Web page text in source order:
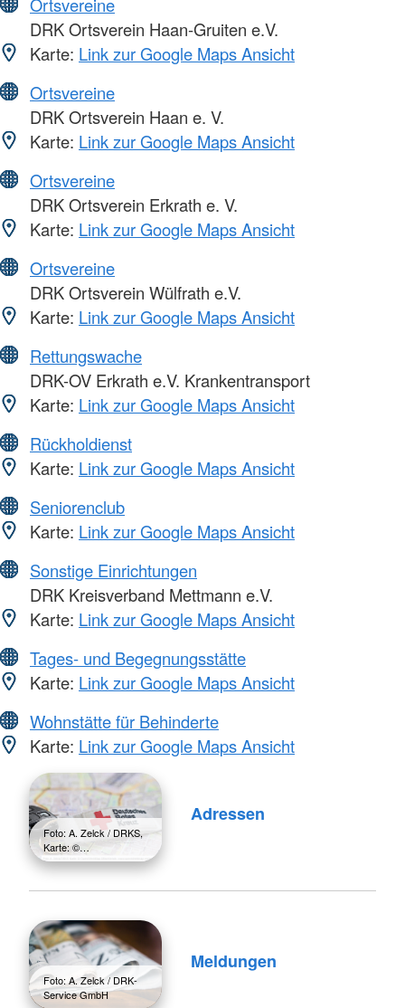
DRK Ortsverein Haan-Gruiten e.V.
Karte: Link zur Google Maps Ansicht
Ortsvereine
DRK Ortsverein Haan e. V.
Karte: Link zur Google Maps Ansicht
Ortsvereine
DRK Ortsverein Erkrath e. V.
Karte: Link zur Google Maps Ansicht
Ortsvereine
DRK Ortsverein Wülfrath e.V.
Karte: Link zur Google Maps Ansicht
Rettungswache
DRK-OV Erkrath e.V. Krankentransport
Karte: Link zur Google Maps Ansicht
Rückholdienst
Karte: Link zur Google Maps Ansicht
Seniorenclub
Karte: Link zur Google Maps Ansicht
Sonstige Einrichtungen
DRK Kreisverband Mettmann e.V.
Karte: Link zur Google Maps Ansicht
Tages- und Begegnungsstätte
Karte: Link zur Google Maps Ansicht
Wohnstätte für Behinderte
Karte: Link zur Google Maps Ansicht
Foto: A. Zelck / DRKS,
Karte: ©…
Adressen
Foto: A. Zelck / DRK-
Service GmbH
Meldungen